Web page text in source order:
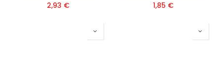
2,93 € 1,85 €